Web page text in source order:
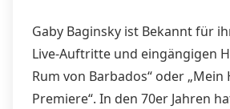
Gaby Baginsky ist Bekannt für
Live-Auftritte und eingängigen
Rum von Barbados“ oder „Mein
Premiere“. In den 70er Jahren